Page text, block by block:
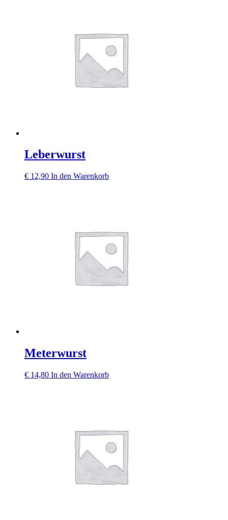
Leberwurst
€ 12,90 In den Warenkorb
Meterwurst
€ 14,80 In den Warenkorb